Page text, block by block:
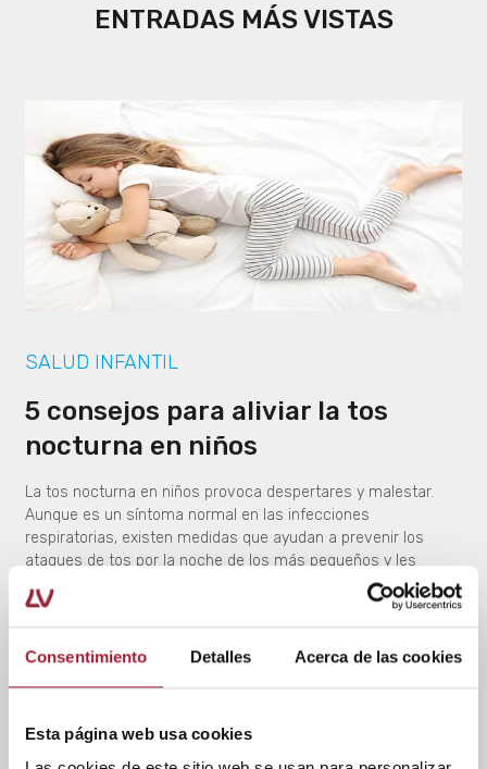
Consentimiento Detalles Acerca de las cookies
Esta página web usa cookies
ENTRADAS MÁS VISTAS
SALUD INFANTIL
5 consejos para aliviar la tos
nocturna en niños
La tos nocturna en niños provoca despertares y malestar.
Aunque es un síntoma normal en las infecciones
respiratorias, existen medidas que ayudan a prevenir los
ataques de tos por la noche de los más pequeños y les